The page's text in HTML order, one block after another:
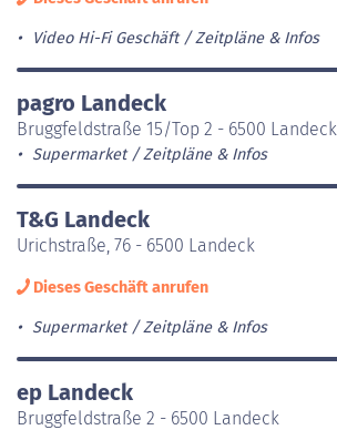
Video Hi-Fi Geschäft Zeitpläne & Infos
pagro Landeck
Bruggfeldstraße 15/Top 2 - 6500 Landeck
Supermarket Zeitpläne & Infos
T&G Landeck
Urichstraße, 76 - 6500 Landeck
Dieses Geschäft anrufen
Supermarket Zeitpläne & Infos
ep Landeck
Bruggfeldstraße 2 - 6500 Landeck